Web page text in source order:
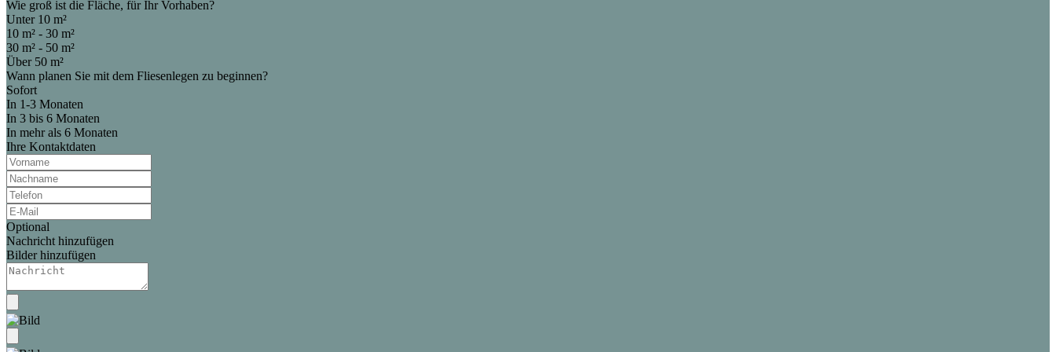
Wie groß ist die Fläche, für Ihr Vorhaben?
Unter 10 m²
10 m² - 30 m²
30 m² - 50 m²
Über 50 m²
Wann planen Sie mit dem Fliesenlegen zu beginnen?
Sofort
In 1-3 Monaten
In 3 bis 6 Monaten
In mehr als 6 Monaten
Ihre Kontaktdaten
Optional
Nachricht hinzufügen
Bilder hinzufügen